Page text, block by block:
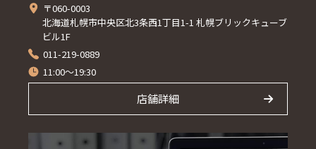
〒060-0003
北海道札幌市中央区北3条西1丁目1-1 札幌ブリックキューブ
ビル1F
011-219-0889
11:00～19:30
店舗詳細